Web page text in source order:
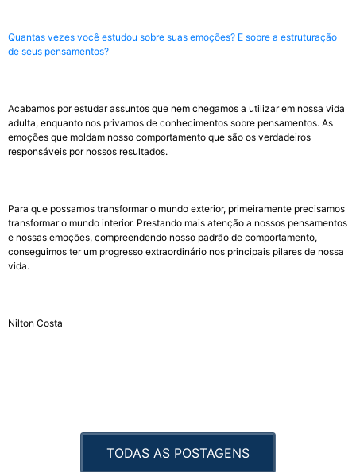
Quantas vezes você estudou sobre suas emoções? E sobre a estruturação
de seus pensamentos?
Acabamos por estudar assuntos que nem chegamos a utilizar em nossa vida
adulta, enquanto nos privamos de conhecimentos sobre pensamentos. As
emoções que moldam nosso comportamento que são os verdadeiros
responsáveis por nossos resultados.
Para que possamos transformar o mundo exterior, primeiramente precisamos
transformar o mundo interior. Prestando mais atenção a nossos pensamentos
e nossas emoções, compreendendo nosso padrão de comportamento,
conseguimos ter um progresso extraordinário nos principais pilares de nossa
vida.
Nilton Costa
TODAS AS POSTAGENS